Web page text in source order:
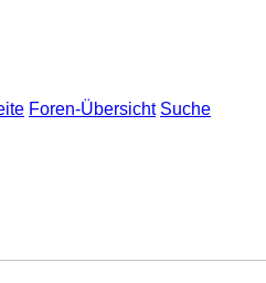
Foren-Übersicht Suche